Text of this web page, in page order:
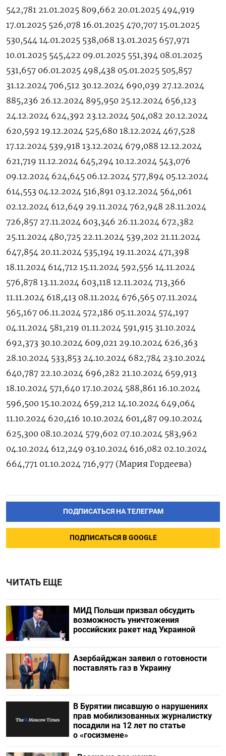
542,781 21.01.2025 809,662 20.01.2025 494,919
17.01.2025 526,078 16.01.2025 470,707 15.01.2025
530,544 14.01.2025 538,068 13.01.2025 657,971
10.01.2025 545,422 09.01.2025 551,394 08.01.2025
531,657 06.01.2025 498,438 05.01.2025 505,857
31.12.2024 706,512 30.12.2024 690,039 27.12.2024
885,236 26.12.2024 895,950 25.12.2024 656,123
24.12.2024 624,392 23.12.2024 504,082 20.12.2024
620,592 19.12.2024 525,680 18.12.2024 467,528
17.12.2024 539,918 13.12.2024 679,088 12.12.2024
621,719 11.12.2024 645,294 10.12.2024 543,076
09.12.2024 624,645 06.12.2024 577,894 05.12.2024
614,553 04.12.2024 516,891 03.12.2024 564,061
02.12.2024 612,649 29.11.2024 762,948 28.11.2024
726,857 27.11.2024 603,346 26.11.2024 672,382
25.11.2024 480,725 22.11.2024 539,202 21.11.2024
647,854 20.11.2024 535,194 19.11.2024 471,398
18.11.2024 614,712 15.11.2024 592,556 14.11.2024
576,878 13.11.2024 603,118 12.11.2024 713,366
11.11.2024 618,413 08.11.2024 676,565 07.11.2024
565,167 06.11.2024 572,186 05.11.2024 574,197
04.11.2024 581,219 01.11.2024 591,915 31.10.2024
692,373 30.10.2024 609,021 29.10.2024 626,363
28.10.2024 533,853 24.10.2024 682,784 23.10.2024
640,787 22.10.2024 696,282 21.10.2024 659,913
18.10.2024 571,640 17.10.2024 588,861 16.10.2024
596,500 15.10.2024 659,212 14.10.2024 649,064
11.10.2024 620,416 10.10.2024 601,487 09.10.2024
625,300 08.10.2024 579,602 07.10.2024 583,962
04.10.2024 612,249 03.10.2024 616,082 02.10.2024
664,771 01.10.2024 716,977 (Мария Гордеева)
ПОДПИСАТЬСЯ НА ТЕЛЕГРАМ
ПОДПИСАТЬСЯ В GOOGLE
ЧИТАТЬ ЕЩЕ
МИД Польши призвал обсудить
возможность уничтожения
российских ракет над Украиной
Азербайджан заявил о готовности
поставлять газ в Украину
В Бурятии писавшую о нарушениях
прав мобилизованных журналистку
посадили на 12 лет по статье
о «госизмене»